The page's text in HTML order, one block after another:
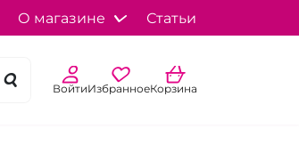
О магазине Статьи
ВойтиИзбранноеКорзина